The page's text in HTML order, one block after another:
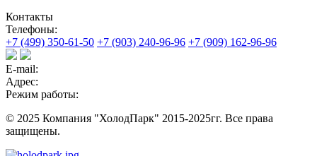
Контакты
Телефоны:
+7 (499) 350-61-50 +7 (903) 240-96-96 +7 (909) 162-96-96
E-mail:
Адрес:
Режим работы:
© 2025 Компания "ХолодПарк" 2015-2025гг. Все права
защищены.